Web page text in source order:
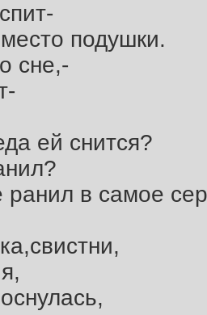
подушки.
сне,-
ей снится?
ранил в самое